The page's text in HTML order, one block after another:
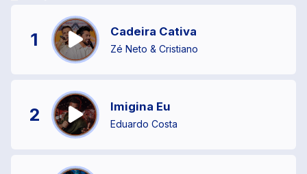
1 Cadeira Cativa
Zé Neto & Cristiano
2 Imigina Eu
Eduardo Costa